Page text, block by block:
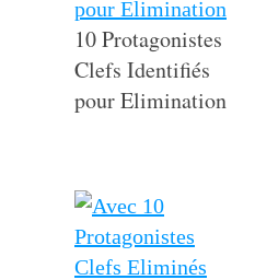
10 Protagonistes
Clefs Identifiés
pour Elimination